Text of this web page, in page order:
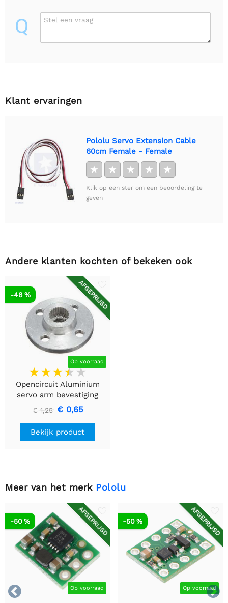
Q Stel een vraag
Klant ervaringen
Pololu Servo Extension Cable
60cm Female - Female
★ ★ ★ ★ ★
Klik op een ster om een beoordeling te
geven
Andere klanten kochten of bekeken ook
AFGEPRIJSD
Op voorraad
-48 %
Opencircuit Aluminium
servo arm bevestiging
€ 1,25 € 0,65
Bekijk product
Meer van het merk Pololu


AFGEPRIJSD
Op voorraad
-50 % AFGEPRIJSD
Op voorraad
-50 %